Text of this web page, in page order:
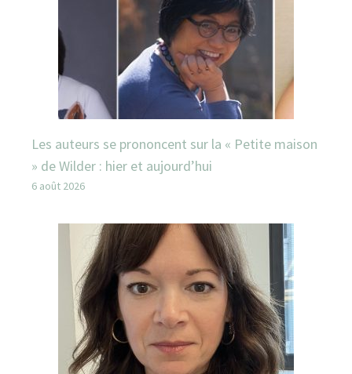
Les auteurs se prononcent sur la « Petite maison
» de Wilder : hier et aujourd’hui
6 août 2026